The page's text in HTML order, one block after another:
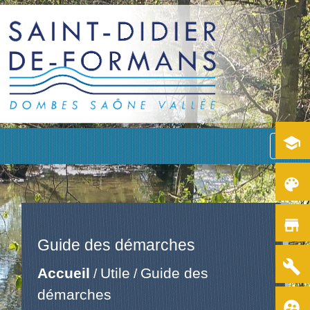
menu
Guide des démarches
Accueil / Utile / Guide des
démarches
school
color_lens
store
build